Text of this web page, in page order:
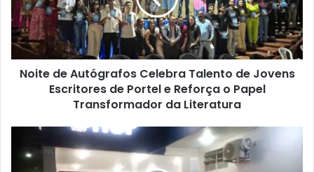
e
A
u
Noite de Autógrafos Celebra Talento de Jovens
Escritores de Portel e Reforça o Papel
Transformador da Literatura